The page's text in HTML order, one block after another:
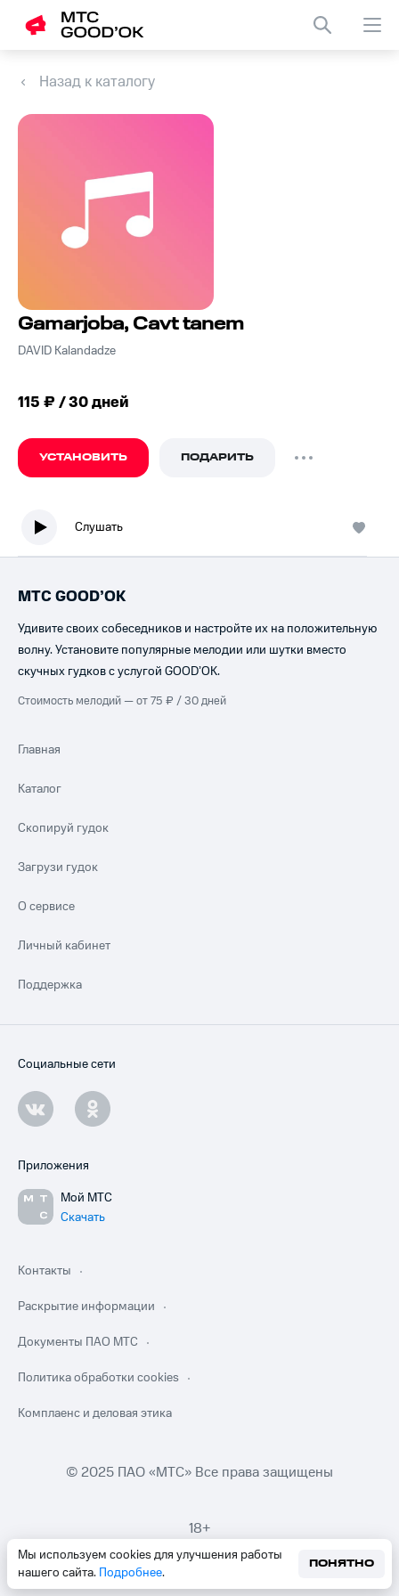
Назад к каталогу
Gamarjoba, Cavt tanem
DAVID Kalandadze
115 ₽ / 30 дней
УСТАНОВИТЬ ПОДАРИТЬ
Слушать
Мы используем cookies для улучшения работы
нашего сайта. Подробнее.
ПОНЯТНО
МТС GOOD’OK
Удивите своих собеседников и настройте их на положительную
волну. Установите популярные мелодии или шутки вместо
скучных гудков с услугой GOOD’OK.
Стоимость мелодий — от 75 ₽ / 30 дней
Главная
Каталог
Скопируй гудок
Загрузи гудок
О сервисе
Личный кабинет
Поддержка
Социальные сети
Приложения
Мой МТС
Скачать
Контакты
Раскрытие информации
Документы ПАО МТС
Политика обработки cookies
Комплаенс и деловая этика
© 2025 ПАО «МТС» Все права защищены
18+